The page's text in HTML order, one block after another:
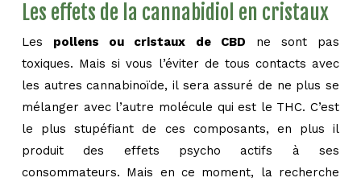
Les effets de la cannabidiol en cristaux
Les pollens ou cristaux de CBD ne sont pas
toxiques. Mais si vous l’éviter de tous contacts avec
les autres cannabinoïde, il sera assuré de ne plus se
mélanger avec l’autre molécule qui est le THC. C’est
le plus stupéfiant de ces composants, en plus il
produit des effets psycho actifs à ses
consommateurs. Mais en ce moment, la recherche